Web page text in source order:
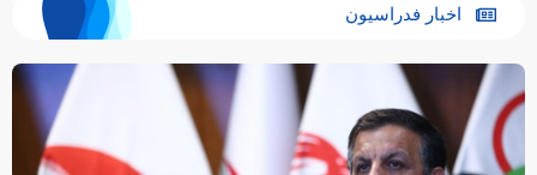
اخبار فدراسیون